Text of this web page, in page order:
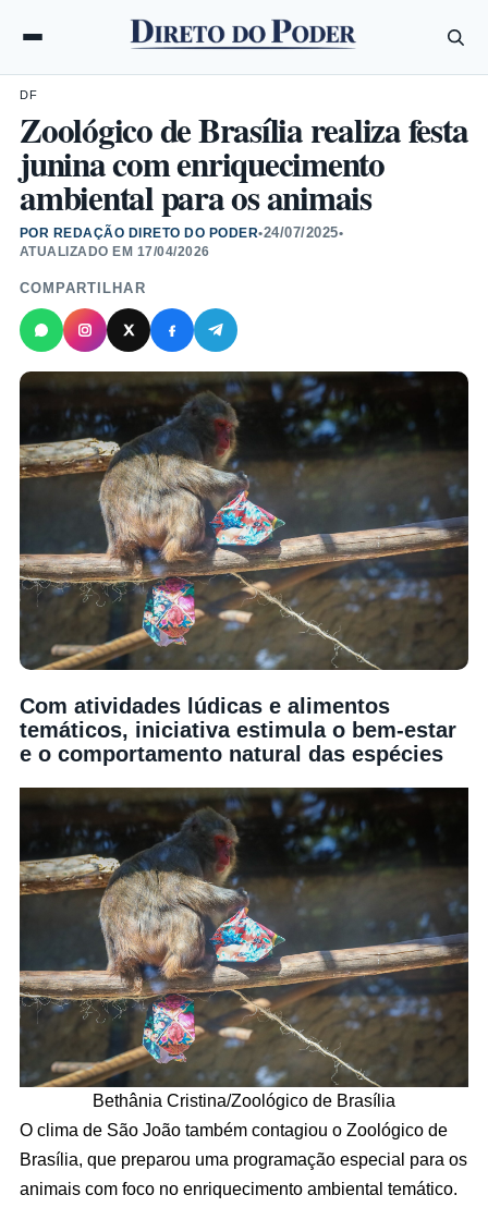
DF
Zoológico de Brasília realiza festa
junina com enriquecimento
ambiental para os animais
POR REDAÇÃO DIRETO DO PODER•24/07/2025•
ATUALIZADO EM 17/04/2026
COMPARTILHAR
Com atividades lúdicas e alimentos
temáticos, iniciativa estimula o bem-estar
e o comportamento natural das espécies
Bethânia Cristina/Zoológico de Brasília
O clima de São João também contagiou o Zoológico de
Brasília, que preparou uma programação especial para os
animais com foco no enriquecimento ambiental temático.